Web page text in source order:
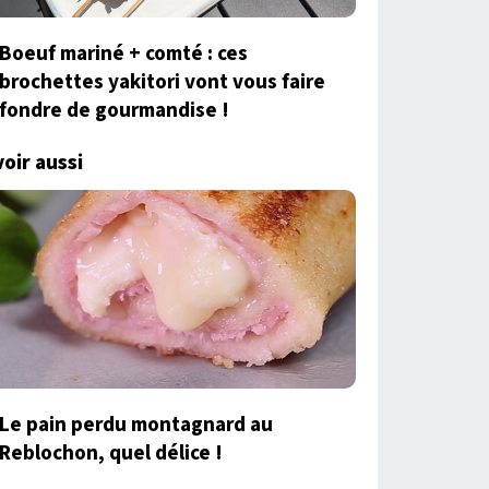
Boeuf mariné + comté : ces
brochettes yakitori vont vous faire
fondre de gourmandise !
aussi
Le pain perdu montagnard au
Reblochon, quel délice !